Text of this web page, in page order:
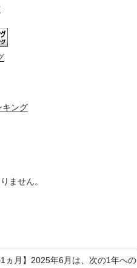
キング
ません。
ヵ月】2025年6月は、次の1年への